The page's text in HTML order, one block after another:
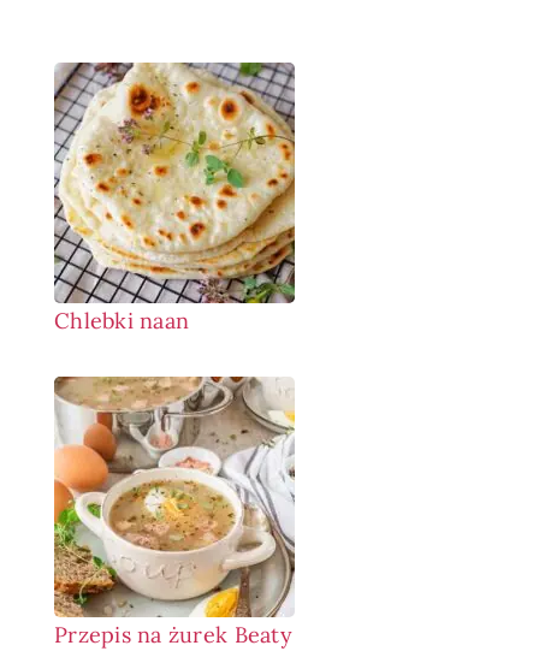
Chlebki naan
Przepis na żurek Beaty